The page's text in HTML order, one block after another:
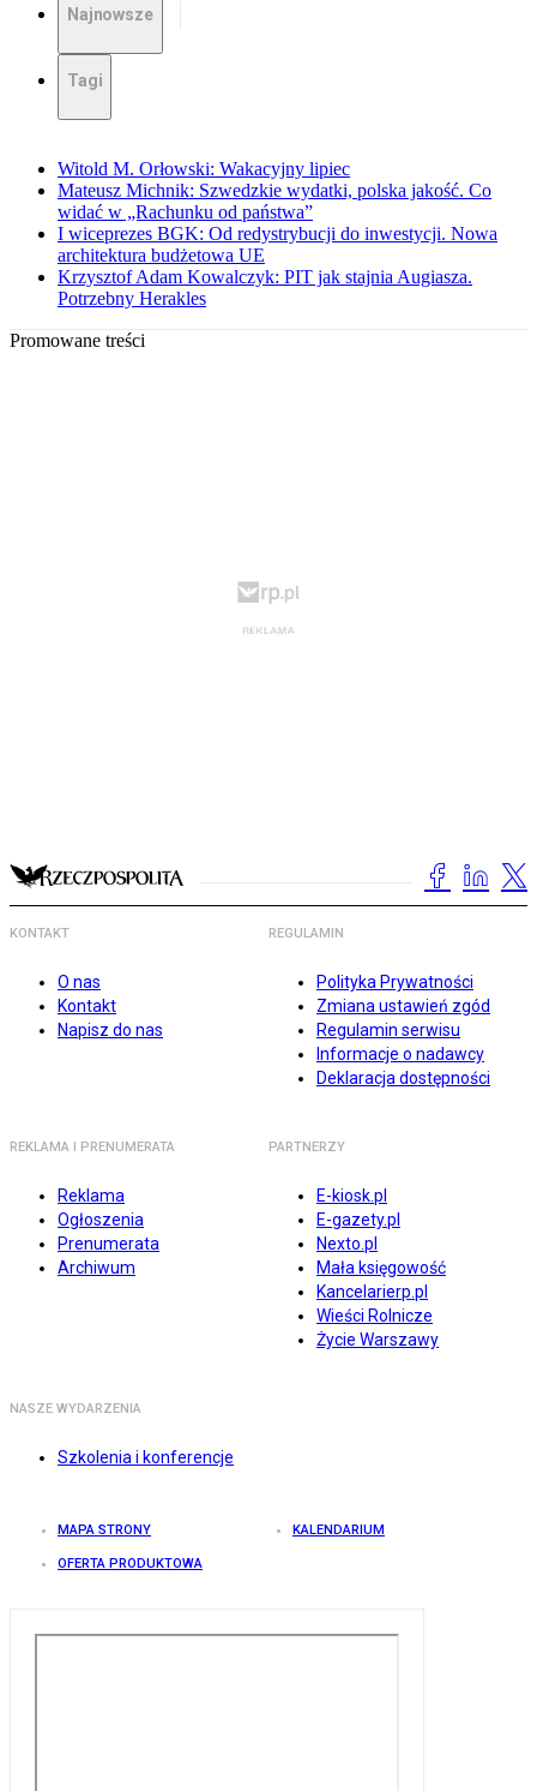
Najnowsze
Tagi
Witold M. Orłowski: Wakacyjny lipiec
Mateusz Michnik: Szwedzkie wydatki, polska jakość. Co
widać w „Rachunku od państwa”
I wiceprezes BGK: Od redystrybucji do inwestycji. Nowa
architektura budżetowa UE
Krzysztof Adam Kowalczyk: PIT jak stajnia Augiasza.
Potrzebny Herakles
Promowane treści
KONTAKT
O nas
Kontakt
Napisz do nas
REGULAMIN
Polityka Prywatności
Zmiana ustawień zgód
Regulamin serwisu
Informacje o nadawcy
Deklaracja dostępności
REKLAMA I PRENUMERATA
Reklama
Ogłoszenia
Prenumerata
Archiwum
PARTNERZY
E-kiosk.pl
E-gazety.pl
Nexto.pl
Mała księgowość
Kancelarierp.pl
Wieści Rolnicze
Życie Warszawy
NASZE WYDARZENIA
Szkolenia i konferencje
MAPA STRONY KALENDARIUM
OFERTA PRODUKTOWA